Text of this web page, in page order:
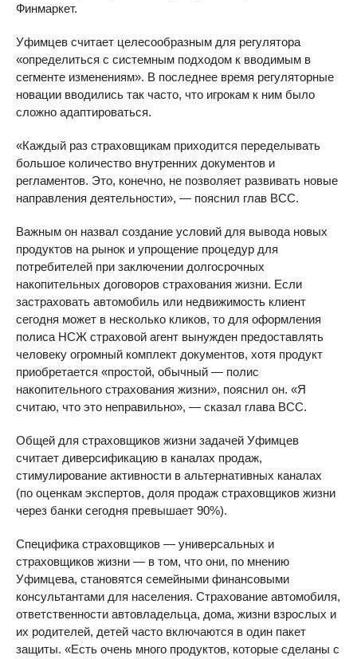
Финмаркет.
Уфимцев считает целесообразным для регулятора
«определиться с системным подходом к вводимым в
сегменте изменениям». В последнее время регуляторные
новации вводились так часто, что игрокам к ним было
сложно адаптироваться.
«Каждый раз страховщикам приходится переделывать
большое количество внутренних документов и
регламентов. Это, конечно, не позволяет развивать новые
направления деятельности», — пояснил глав ВСС.
Важным он назвал создание условий для вывода новых
продуктов на рынок и упрощение процедур для
потребителей при заключении долгосрочных
накопительных договоров страхования жизни. Если
застраховать автомобиль или недвижимость клиент
сегодня может в несколько кликов, то для оформления
полиса НСЖ страховой агент вынужден предоставлять
человеку огромный комплект документов, хотя продукт
приобретается «простой, обычный — полис
накопительного страхования жизни», пояснил он. «Я
считаю, что это неправильно», — сказал глава ВСС.
Общей для страховщиков жизни задачей Уфимцев
считает диверсификацию в каналах продаж,
стимулирование активности в альтернативных каналах
(по оценкам экспертов, доля продаж страховщиков жизни
через банки сегодня превышает 90%).
Специфика страховщиков — универсальных и
страховщиков жизни — в том, что они, по мнению
Уфимцева, становятся семейными финансовыми
консультантами для населения. Страхование автомобиля,
ответственности автовладельца, дома, жизни взрослых и
их родителей, детей часто включаются в один пакет
защиты. «Есть очень много продуктов, которые сделаны с